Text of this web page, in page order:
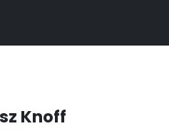
Knoff